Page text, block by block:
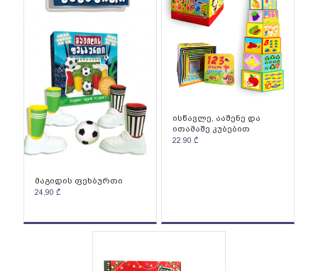
მაგიდის ფეხბურთი
24,90 ₾
ისწავლე, ააშენე და
ითამაშე კუბებით
22.90 ₾